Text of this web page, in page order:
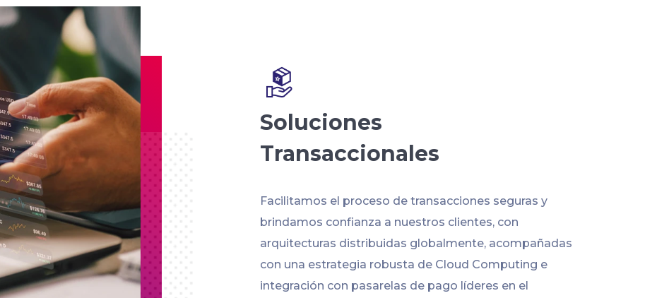
Soluciones
Transaccionales
Facilitamos el proceso de transacciones seguras y
brindamos confianza a nuestros clientes, con
arquitecturas distribuidas globalmente, acompañadas
con una estrategia robusta de Cloud Computing e
integración con pasarelas de pago líderes en el